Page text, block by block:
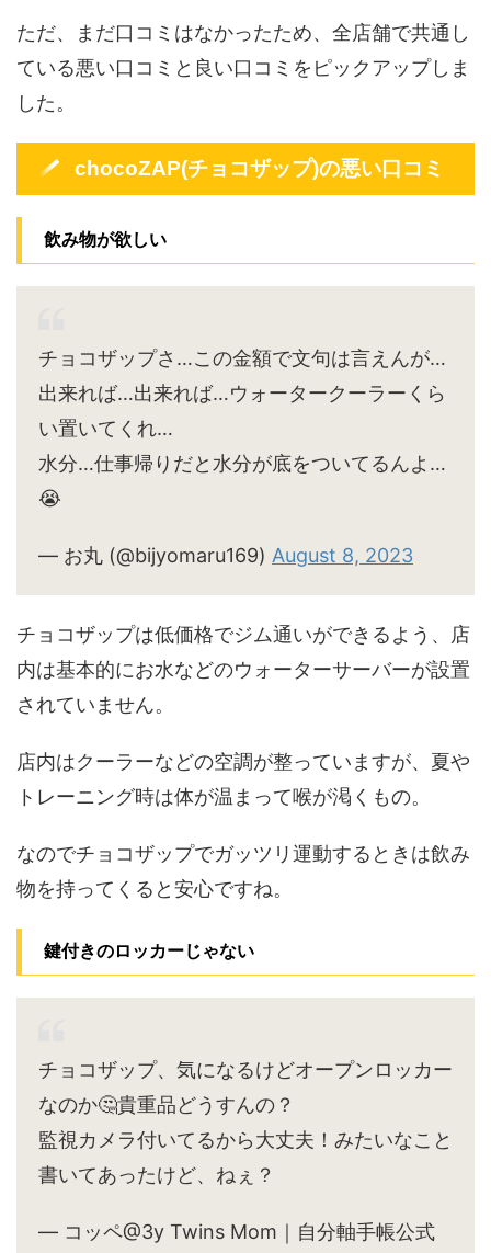
ただ、まだ口コミはなかったため、全店舗で共通し
ている悪い口コミと良い口コミをピックアップしま
した。
chocoZAP(チョコザップ)の悪い口コミ
飲み物が欲しい
チョコザップさ…この金額で文句は言えんが…
出来れば…出来れば…ウォータークーラーくら
い置いてくれ…
水分…仕事帰りだと水分が底をついてるんよ…
😭
— お丸 (@bijyomaru169) August 8, 2023
チョコザップは低価格でジム通いができるよう、店
内は基本的にお水などのウォーターサーバーが設置
されていません。
店内はクーラーなどの空調が整っていますが、夏や
トレーニング時は体が温まって喉が渇くもの。
なのでチョコザップでガッツリ運動するときは飲み
物を持ってくると安心ですね。
鍵付きのロッカーじゃない
チョコザップ、気になるけどオープンロッカー
なのか🤔貴重品どうすんの？
監視カメラ付いてるから大丈夫！みたいなこと
書いてあったけど、ねぇ？
— コッペ@3y Twins Mom｜自分軸手帳公式